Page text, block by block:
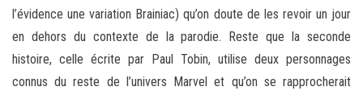
l’évidence une variation Brainiac) qu’on doute de les revoir un jour
en dehors du contexte de la parodie. Reste que la seconde
histoire, celle écrite par Paul Tobin, utilise deux personnages
connus du reste de l’univers Marvel et qu’on se rapprocherait